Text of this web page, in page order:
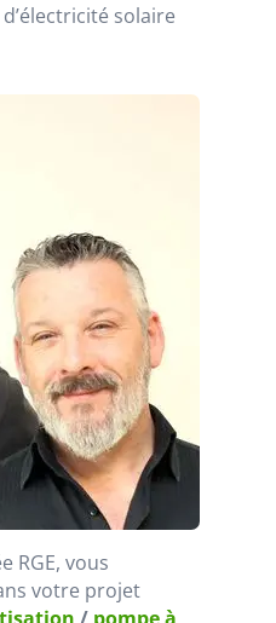
solaire
RGE, vous
votre projet